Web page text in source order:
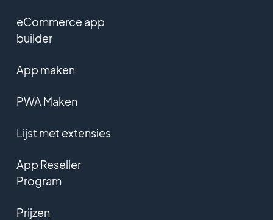
eCommerce app
builder
App maken
PWA Maken
Lijst met extensies
App Reseller
Program
Prijzen